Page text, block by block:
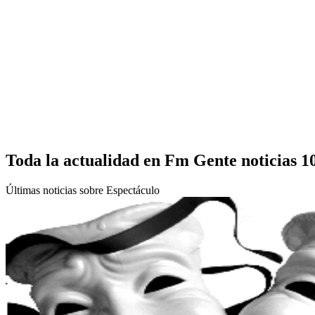
Toda la actualidad en Fm Gente noticias
Últimas noticias sobre Espectáculo